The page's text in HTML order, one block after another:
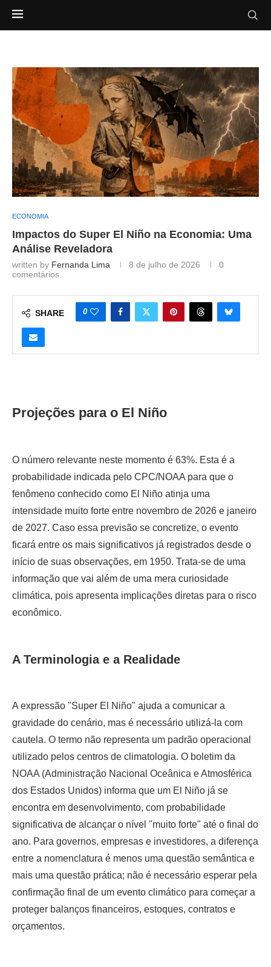
ECONOMIA
Impactos do Super El Niño na Economia: Uma
Análise Reveladora
written by Fernanda Lima 8 de julho de 2026
0
comentários
SHARE 0
Projeções para o El Niño
O número relevante neste momento é 63%. Esta é a
probabilidade indicada pelo CPC/NOAA para que o
fenômeno conhecido como El Niño atinja uma
intensidade muito forte entre novembro de 2026 e janeiro
de 2027. Caso essa previsão se concretize, o evento
ficará entre os mais significativos já registrados desde o
início de suas observações, em 1950. Trata-se de uma
informação que vai além de uma mera curiosidade
climática, pois apresenta implicações diretas para o risco
econômico.
A Terminologia e a Realidade
A expressão "Super El Niño" ajuda a comunicar a
gravidade do cenário, mas é necessário utilizá-la com
cautela. O termo não representa um padrão operacional
utilizado pelos centros de climatologia. O boletim da
NOAA (Administração Nacional Oceânica e Atmosférica
dos Estados Unidos) informa que um El Niño já se
encontra em desenvolvimento, com probabilidade
significativa de alcançar o nível "muito forte" até o final do
ano. Para governos, empresas e investidores, a diferença
entre a nomenclatura é menos uma questão semântica e
mais uma questão prática; não é necessário esperar pela
confirmação final de um evento climático para começar a
proteger balanços financeiros, estoques, contratos e
orçamentos.